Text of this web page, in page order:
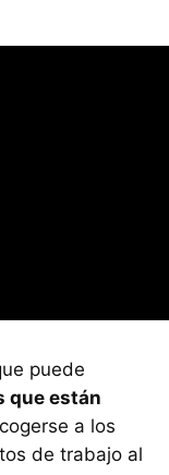
puede
que están
a los
de trabajo al